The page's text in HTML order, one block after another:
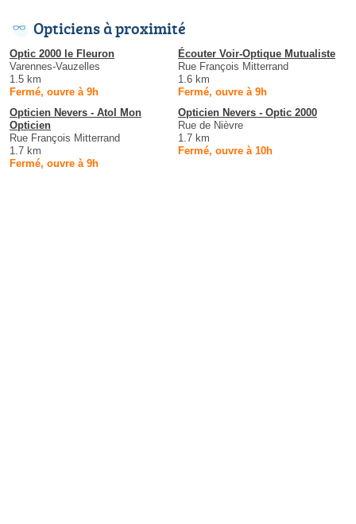
Opticiens à proximité
Optic 2000 le Fleuron
Varennes-Vauzelles
1.5 km
Fermé, ouvre à 9h
Écouter Voir-Optique Mutualiste
Rue François Mitterrand
1.6 km
Fermé, ouvre à 9h
Opticien Nevers - Atol Mon
Opticien
Rue François Mitterrand
1.7 km
Fermé, ouvre à 9h
Opticien Nevers - Optic 2000
Rue de Nièvre
1.7 km
Fermé, ouvre à 10h